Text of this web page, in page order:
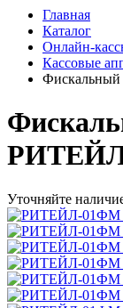
Главная
Каталог
Онлайн-
Кассовые
Уточняйте